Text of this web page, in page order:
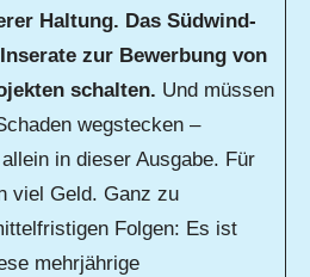
Haltung. Das Südwind-
zur Bewerbung von
schalten. Und müssen
wegstecken –
in dieser Ausgabe. Für
viel Geld. Ganz zu
Folgen: Es ist
mehrjährige